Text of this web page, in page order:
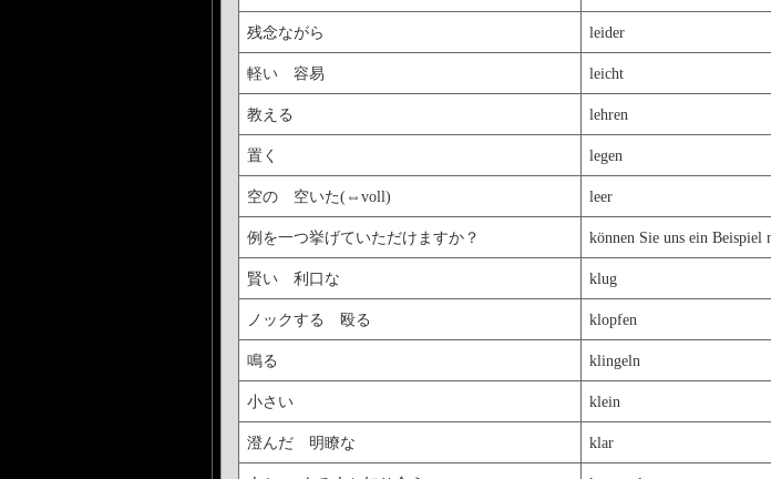
残念ながら leider
軽い 容易 leicht
教える lehren
置く legen
空の 空いた(⇔voll) leer
例を一つ挙げていただけますか？ können Sie uns ein Beispiel
賢い 利口な klug
ノックする 殴る klopfen
鳴る klingeln
小さい klein
澄んだ 明瞭な klar